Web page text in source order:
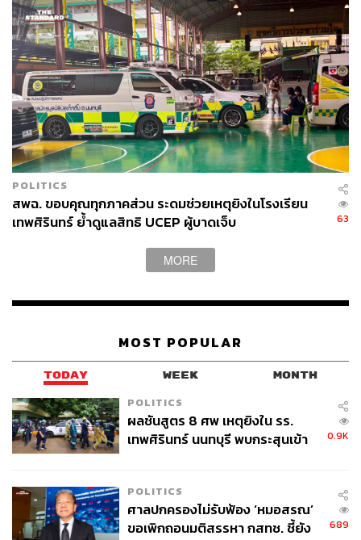
POLITICS
สพฉ. ขอบคุณทุกภาคส่วน ระดมช่วยเหตุยิงในโรงเรียน
เทพศิรินทร์ ย้ำดูแลสิทธิ UCEP ผู้บาดเจ็บ
63
MORE
MOST POPULAR
TODAY WEEK MONTH
POLITICS
ผลชันสูตร 8 ศพ เหตุยิงใน รร.
เทพศิรินทร์ นนทบุรี พบกระสุนเข้า
0.9K
POLITICS
ศาลปกครองไม่รับฟ้อง ‘หมอสรณ’
ขอเพิกถอนมติสรรหา กสทช. ชี้ยัง
689